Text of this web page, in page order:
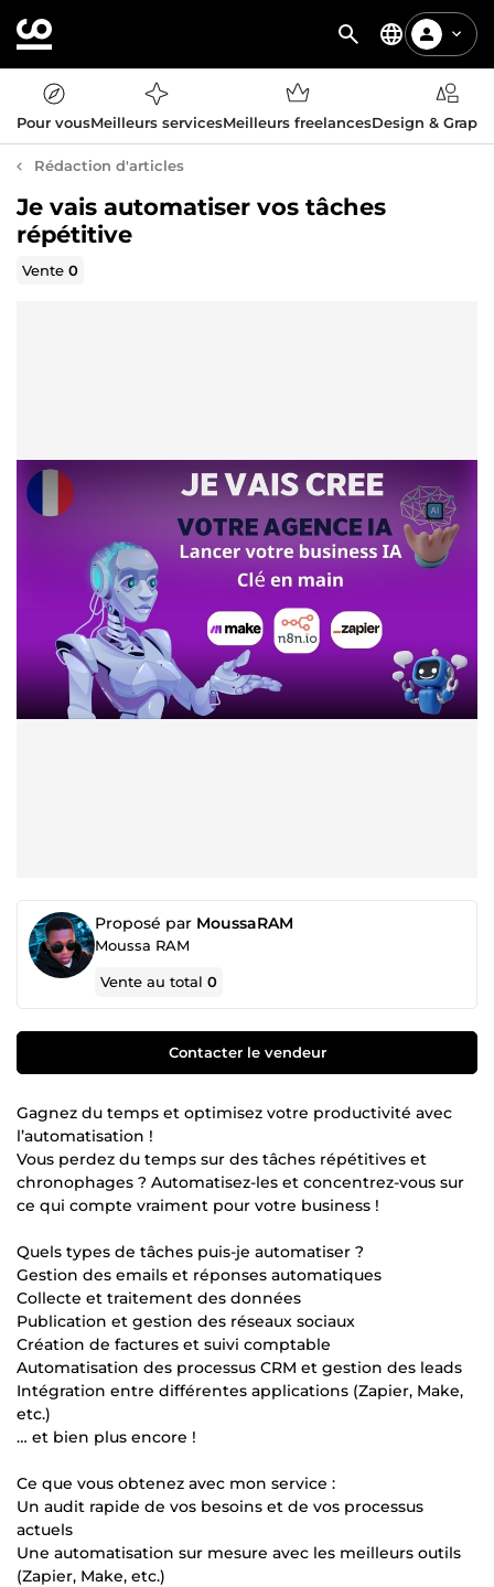
Pour vousMeilleurs servicesMeilleurs freelancesDesign &
Rédaction d'articles
Je vais automatiser vos tâches
répétitive
Vente0
Proposé par MoussaRAM
Moussa RAM
Vente au total0
Contacter le vendeur
Gagnez du temps et optimisez votre productivité avec
l’automatisation !
Vous perdez du temps sur des tâches répétitives et
chronophages ? Automatisez-les et concentrez-vous sur
ce qui compte vraiment pour votre business !
Quels types de tâches puis-je automatiser ?
Gestion des emails et réponses automatiques
Collecte et traitement des données
Publication et gestion des réseaux sociaux
Création de factures et suivi comptable
Automatisation des processus CRM et gestion des leads
Intégration entre différentes applications (Zapier, Make,
etc.)
… et bien plus encore !
Ce que vous obtenez avec mon service :
Un audit rapide de vos besoins et de vos processus
actuels
Une automatisation sur mesure avec les meilleurs outils
(Zapier, Make, etc.)